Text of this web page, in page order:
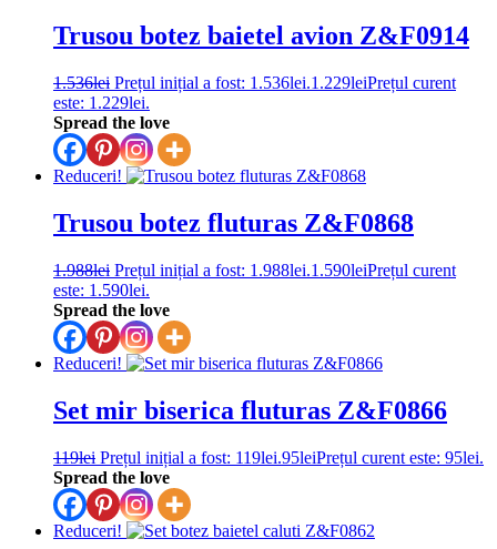
Trusou botez baietel avion Z&F0914
1.536lei Prețul inițial a fost: 1.536lei.1.229leiPrețul curent
este: 1.229lei.
Spread the love
Reduceri!
Trusou botez fluturas Z&F0868
1.988lei Prețul inițial a fost: 1.988lei.1.590leiPrețul curent
este: 1.590lei.
Spread the love
Reduceri!
Set mir biserica fluturas Z&F0866
119lei Prețul inițial a fost: 119lei.95leiPrețul curent este: 95lei.
Spread the love
Reduceri!